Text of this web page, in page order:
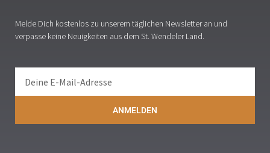
Melde Dich kostenlos zu unserem täglichen Newsletter an und
verpasse keine Neuigkeiten aus dem St. Wendeler Land.
ANMELDEN